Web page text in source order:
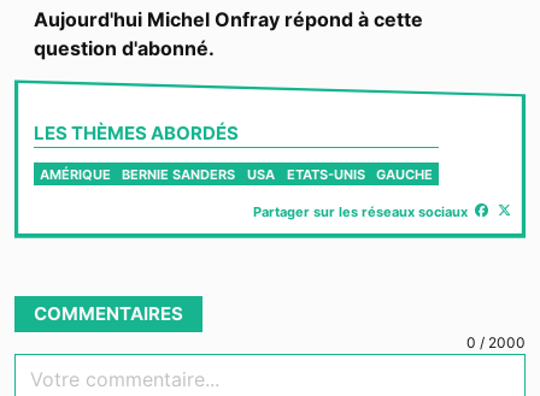
Aujourd'hui Michel Onfray répond à cette
question d'abonné.
LES THÈMES ABORDÉS
AMÉRIQUE BERNIE SANDERS USA ETATS-UNIS GAUCHE
Partager sur les réseaux sociaux
COMMENTAIRES
0 / 2000
Votre commentaire...